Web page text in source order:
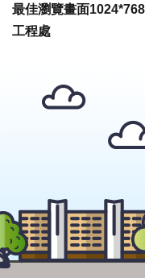
最佳瀏覽畫面
工程處